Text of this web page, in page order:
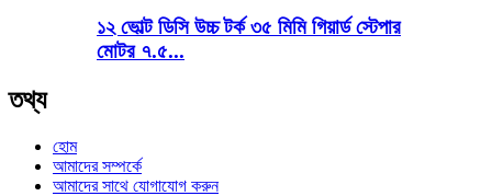
১২ ভোল্ট ডিসি উচ্চ টর্ক ৩৫ মিমি গিয়ার্ড স্টেপার
মোটর ৭.৫...
তথ্য
হোম
আমাদের সম্পর্কে
আমাদের সাথে যোগাযোগ করুন